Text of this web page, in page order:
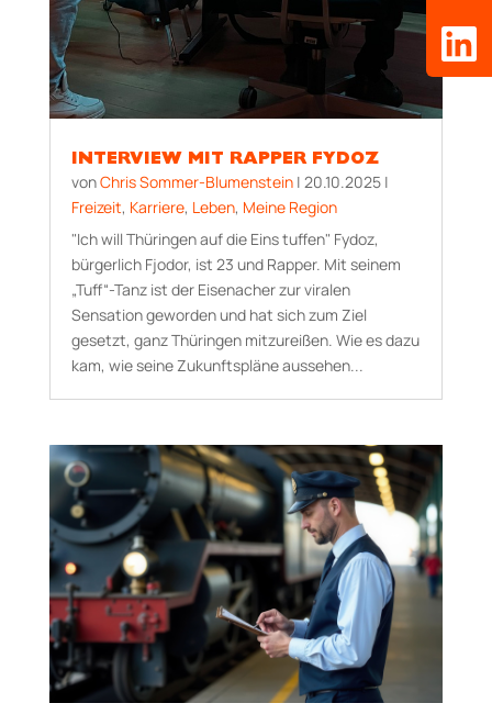
INTERVIEW MIT RAPPER FYDOZ
vonChris Sommer-Blumenstein| 20.10.2025|
Freizeit, Karriere, Leben, Meine Region
"Ich will Thüringen auf die Eins tuffen" Fydoz,
bürgerlich Fjodor, ist 23 und Rapper. Mit seinem
„Tuff“-Tanz ist der Eisenacher zur viralen
Sensation geworden und hat sich zum Ziel
gesetzt, ganz Thüringen mitzureißen. Wie es dazu
kam, wie seine Zukunftspläne aussehen...